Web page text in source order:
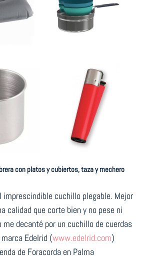
con platos y cubiertos, taza y mechero
imprescindible cuchillo plegable. Mejor
calidad que corte bien y no pese ni
me decanté por un cuchillo de cuerdas
Edelrid (www.edelrid.com)
de Foracorda en Palma